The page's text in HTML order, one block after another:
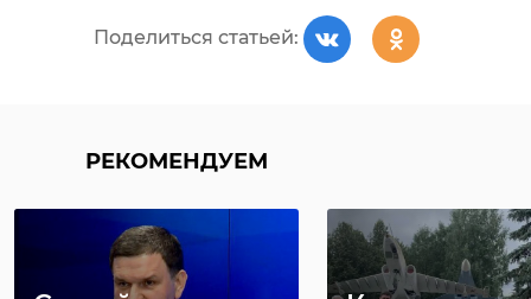
Поделиться статьей:
РЕКОМЕНДУЕМ
16 января, 10:56 10 марта, 15:39